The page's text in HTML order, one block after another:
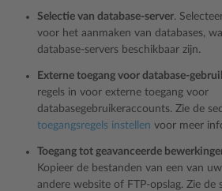
Selectie van database-server.
voor het aanmaken van databases,
database-servers beschikbaar zijn.
Externe toegang voor database-
regels in voor externe toegang voor
databasegebruikeraccounts. Zie de
toegangsregels instellen voor meer
Toegang tot geavanceerde
Kopieer de bestanden van een van
andere website of FTP-opslag. Zie de